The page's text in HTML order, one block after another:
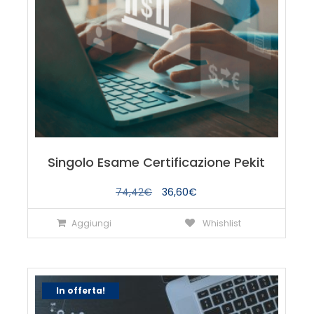
Singolo Esame Certificazione Pekit
74,42€
Il
prezzo
originale
36,60€
prezzo
attuale
Aggiungi Whishlist
In offerta!